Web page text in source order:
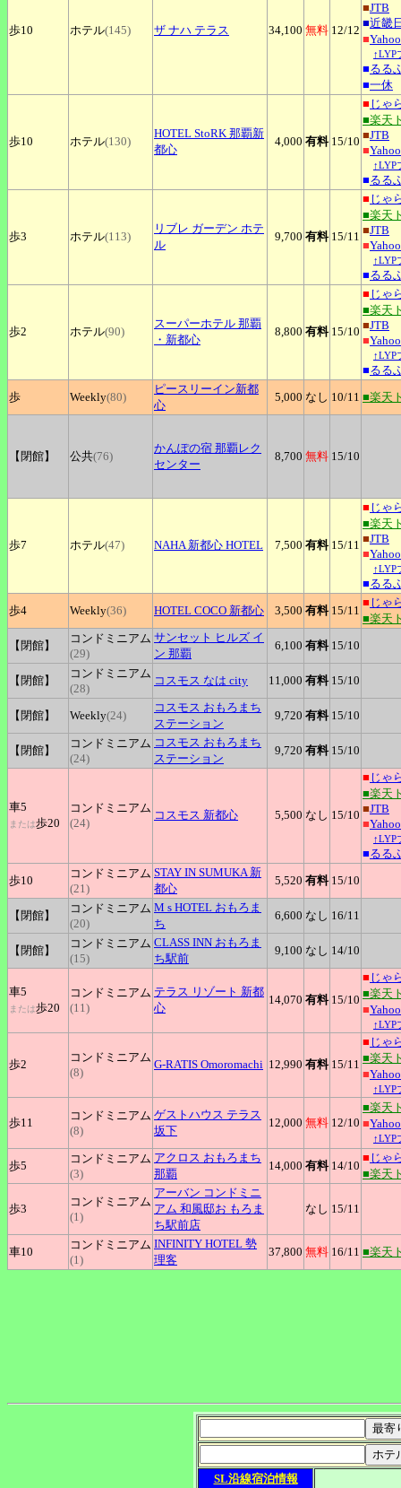
歩10 ホテル(145) ザ ナハ テラス 34,100 無料 12/12
■JTB
■近畿
■
↑LYP
■るる
■一休
歩10 ホテル(130)
HOTEL StoRK 那覇新
都心
4,000 有料 15/10
■ じゃ
■楽天
■JTB
■
↑LYP
■るる
歩3 ホテル(113)
リブレ ガーデン ホテ
ル
9,700 有料 15/11
■ じゃ
■楽天
■JTB
■
↑LYP
■るる
歩2 ホテル(90)
スーパーホテル 那覇
・新都心
8,800 有料 15/10
■ じゃ
■楽天
■JTB
■
↑LYP
■るる
歩
Weekly(80)
ピースリーイン新都
心
5,000 なし 10/11 ■楽天
【閉館】 公共(76)
かんぽの宿 那覇レク
センター
8,700 無料 15/10
歩7 ホテル(47) NAHA新都心 HOTEL 7,500 有料 15/11
■ じゃ
■楽天
■JTB
■
↑LYP
■るる
歩4
Weekly(36) HOTEL COCO 新都心 3,500 有料 15/11
■ じゃ
■楽天
【閉館】
コンドミニアム
(29)
サンセット ヒルズ イ
ン 那覇
6,100 有料 15/10
【閉館】
コンドミニアム
(28)
コスモス なは city 11,000 有料 15/10
【閉館】 Weekly(24)
コスモス おもろまち
ステーション
9,720 有料 15/10
【閉館】
コンドミニアム
(24)
コスモス おもろまち
ステーション
9,720 有料 15/10
車5
または歩20
コンドミニアム
(24)
コスモス 新都心 5,500 なし 15/10
■ じゃ
■楽天
■JTB
■
↑LYP
■るる
歩10
コンドミニアム
(21)
STAY IN SUMUKA 新
都心
5,520 有料 15/10
【閉館】
コンドミニアム
(20)
M s HOTEL おもろま
ち
6,600 なし 16/11
【閉館】
コンドミニアム
(15)
CLASS INN おもろま
ち駅前
9,100 なし 14/10
車5
または歩20
コンドミニアム
(11)
テラス リゾート 新都
心
14,070 有料 15/10
■ じゃ
■楽天
■
↑LYP
歩2
コンドミニアム
(8)
G-RATIS Omoromachi 12,990 有料 15/11
■ じゃ
■楽天
■
↑LYP
歩11
コンドミニアム
(8)
ゲストハウス テラス
坂下
12,000 無料 12/10
■楽天
■
↑LYP
歩5
コンドミニアム
(3)
アクロス おもろまち
那覇
14,000 有料 14/10
■ じゃ
■楽天
歩3
コンドミニアム
(1)
アーバン コンドミニ
アム 和風邸お もろま
ち駅前店
なし 15/11
車10
コンドミニアム
(1)
INFINITY HOTEL 勢
理客
37,800 無料 16/11 ■楽天
SL沿線宿泊情報